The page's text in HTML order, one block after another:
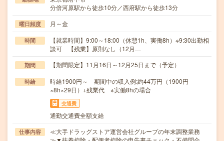
分倍河原駅から徒歩10分／西府駅から徒歩13分
曜日頻度 月～金
時間
【就業時間】9:00～18:00（休憩1h、実働8h）※9:30出勤相
談可 【残業】原則なし（12月…
期間 【期間限定】11月16日～12月25日まで（予定）
時給
時給1900円～ 期間中の収入例:約44万円（1900円
×8h×29日）+残業代 ※実働8hの場合
交通費
通勤交通費全額支給
仕事内容
≪大手ドラッグストア運営会社グループの年末調整業務